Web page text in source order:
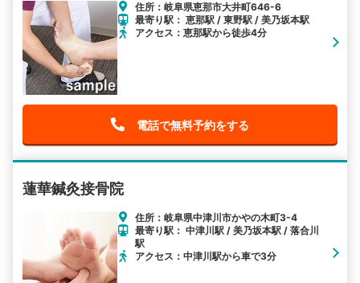
住所：岐阜県恵那市大井町646-6
最寄り駅： 恵那駅 / 東野駅 / 美乃坂本駅
アクセス：恵那駅から徒歩4分
電話で無料予約をする
蓮華鍼灸接骨院
住所：岐阜県中津川市かやの木町3-4
最寄り駅： 中津川駅 / 美乃坂本駅 / 落合川
駅
アクセス：中津川駅から車で3分